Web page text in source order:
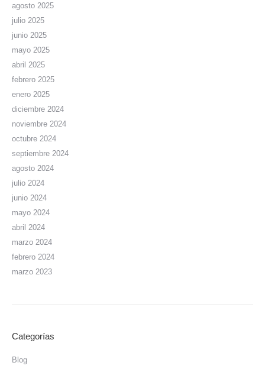
agosto 2025
julio 2025
junio 2025
mayo 2025
abril 2025
febrero 2025
enero 2025
diciembre 2024
noviembre 2024
octubre 2024
septiembre 2024
agosto 2024
julio 2024
junio 2024
mayo 2024
abril 2024
marzo 2024
febrero 2024
marzo 2023
Categorías
Blog